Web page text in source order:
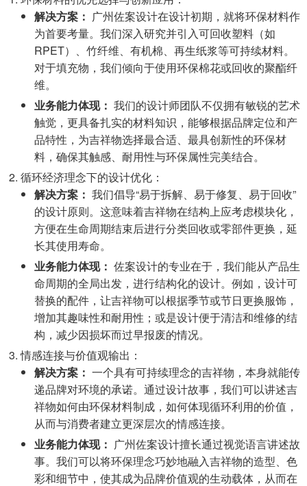
解决方案： 广州佐案设计在设计初期，就将环保材料作
为首要考量。我们深入研究并引入可回收塑料（如
RPET）、竹纤维、有机棉、再生纸浆等可持续材料。
对于填充物，我们倾向于使用环保棉花或回收的聚酯纤
维。
业务能力体现： 我们的设计师团队不仅拥有敏锐的艺术
触觉，更具备扎实的材料知识，能够根据品牌定位和产
品特性，为吉祥物选择最合适、最具创新性的环保材
料，确保其触感、耐用性与环保属性完美结合。
循环经济理念下的设计优化：
解决方案： 我们倡导“易于拆解、易于修复、易于回收”
的设计原则。这意味着吉祥物在结构上应考虑模块化，
方便在生命周期结束后进行分类回收或零部件更换，延
长其使用寿命。
业务能力体现： 佐案设计的专业在于，我们能从产品生
命周期的全局出发，进行结构化的设计。例如，设计可
替换的配件，让吉祥物可以根据季节或节日更换服饰，
增加其趣味性和耐用性；或是设计便于清洁和维修的结
构，减少因损坏而过早报废的情况。
情感连接与价值观输出：
解决方案： 一个具有可持续理念的吉祥物，本身就能传
递品牌对环境的承诺。通过设计故事，我们可以讲述吉
祥物如何由环保材料制成，如何体现循环利用的价值，
从而与消费者建立更深层次的情感连接。
业务能力体现： 广州佐案设计擅长通过视觉语言讲述故
事。我们可以将环保理念巧妙地融入吉祥物的造型、色
彩和细节中，使其成为品牌价值观的生动载体，从而在